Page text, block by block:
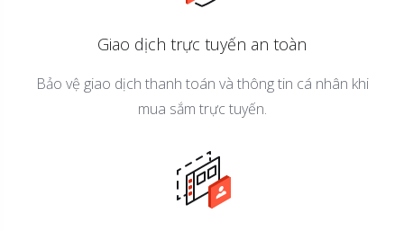
Giao dịch trực tuyến an toàn
Bảo vệ giao dịch thanh toán và thông tin cá nhân khi
mua sắm trực tuyến.